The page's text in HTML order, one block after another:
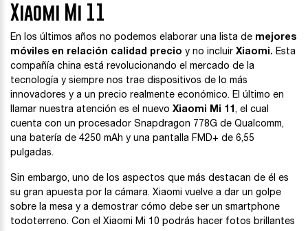
Xiaomi Mi 11
En los últimos años no podemos elaborar una lista de mejores
móviles en relación calidad precio y no incluir Xiaomi. Esta
compañía china está revolucionando el mercado de la
tecnología y siempre nos trae dispositivos de lo más
innovadores y a un precio realmente económico. El último en
llamar nuestra atención es el nuevo Xiaomi Mi 11, el cual
cuenta con un procesador Snapdragon 778G de Qualcomm,
una batería de 4250 mAh y una pantalla FMD+ de 6,55
pulgadas.
Sin embargo, uno de los aspectos que más destacan de él es
su gran apuesta por la cámara. Xiaomi vuelve a dar un golpe
sobre la mesa y a demostrar cómo debe ser un smartphone
todoterreno. Con el Xiaomi Mi 10 podrás hacer fotos brillantes